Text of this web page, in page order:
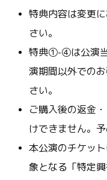
特典内容は変更
さい。
特典①-④は公演当
演期間以外での
さい。
ご購入後の返金
けできません。予
本公演のチケッ
象となる「特定